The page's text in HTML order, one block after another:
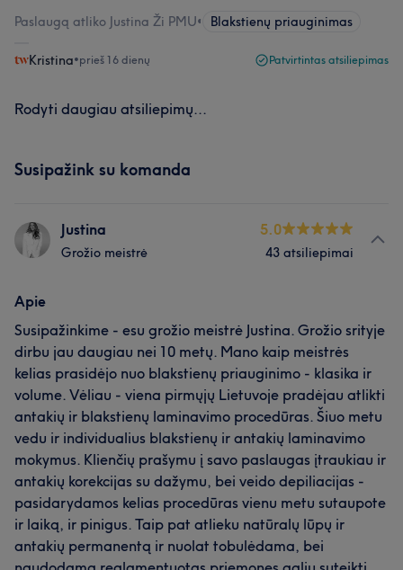
Paslaugą atliko Justina Ži PMU• Blakstienų priauginimas
Kristina•prieš 16 dienų Patvirtintas atsiliepimas
Rodyti daugiau atsiliepimų...
Susipažink su komanda
Justina
Grožio meistrė
5.0
43 atsiliepimai
Apie
Susipažinkime - esu grožio meistrė Justina. Grožio srityje
dirbu jau daugiau nei 10 metų. Mano kaip meistrės
kelias prasidėjo nuo blakstienų priauginimo - klasika ir
volume. Vėliau - viena pirmųjų Lietuvoje pradėjau atlikti
antakių ir blakstienų laminavimo procedūras. Šiuo metu
vedu ir individualius blakstienų ir antakių laminavimo
mokymus. Klienčių prašymu į savo paslaugas įtraukiau ir
antakių korekcijas su dažymu, bei veido depiliacijas -
pasidarydamos kelias procedūras vienu metu sutaupote
ir laiką, ir pinigus. Taip pat atlieku natūralų lūpų ir
antakių permanentą ir nuolat tobulėdama, bei